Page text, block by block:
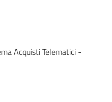
Acquisti Telematici -